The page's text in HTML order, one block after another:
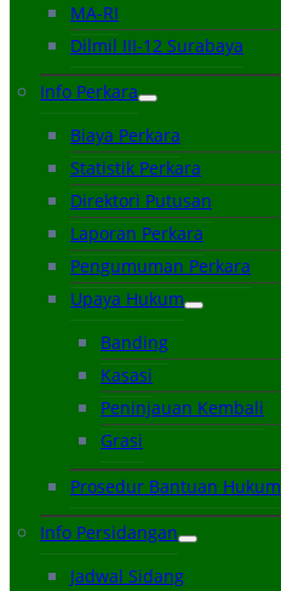
MA-RI
Dilmil III-12 Surabaya
Info Perkara
Biaya Perkara
Statistik Perkara
Direktori Putusan
Laporan Perkara
Pengumuman Perkara
Upaya Hukum
Banding
Kasasi
Peninjauan Kembali
Grasi
Prosedur Bantuan Hukum
Info Persidangan
Jadwal Sidang